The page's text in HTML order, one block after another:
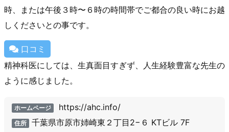
時、または午後３時〜６時の時間帯でご都合の良い時にお越
しくださいとの事です。
口コミ
精神科医にしては、生真面目すぎず、人生経験豊富な先生の
ように感じました。
ホームページ https://ahc.info/
住所 千葉県市原市姉崎東２丁目2−６ KTビル 7F